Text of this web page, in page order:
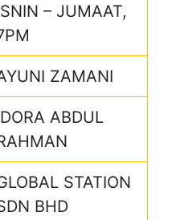
– JUMAAT,
ZAMANI
ABDUL
STATION
BHD